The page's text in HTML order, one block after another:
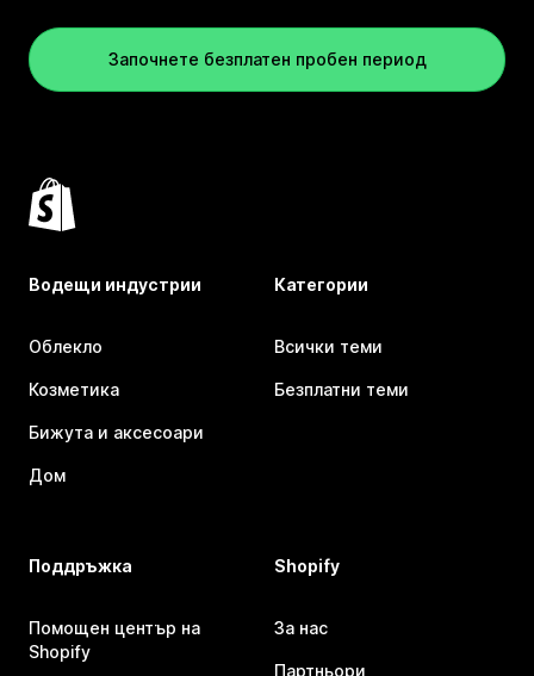
Започнете безплатен пробен период
Водещи индустрии
Облекло
Козметика
Бижута и аксесоари
Дом
Категории
Всички теми
Безплатни теми
Поддръжка
Помощен център на
Shopify
Shopify
За нас
Партньори